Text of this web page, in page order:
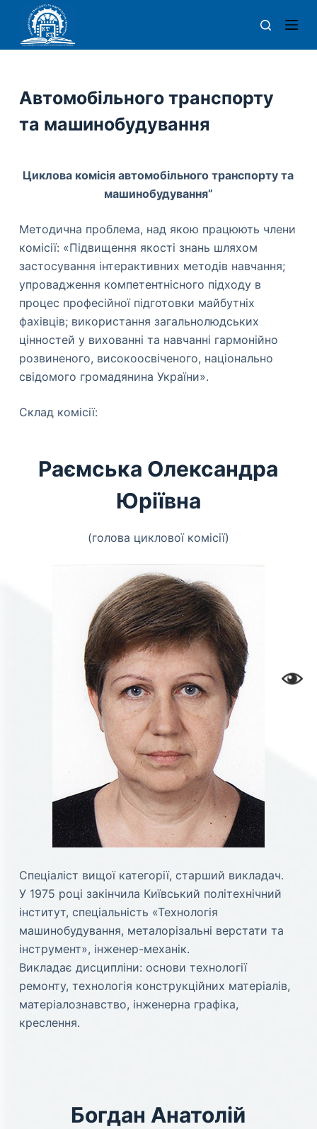
р
т
и
с
т
у
Автомобільного транспорту
та машинобудування
Циклова комісія автомобільного транспорту та
машинобудування”
Методична проблема, над якою працюють члени
комісії: «Підвищення якості знань шляхом
застосування інтерактивних методів навчання;
упровадження компетентнісного підходу в
процес професійної підготовки майбутніх
фахівців; використання загальнолюдських
цінностей у вихованні та навчанні гармонійно
розвиненого, високоосвіченого, національно
свідомого громадянина України».
Склад комісії:
Раємська Олександра
Юріївна
(голова циклової комісії)
Спеціаліст вищої категорії, старший викладач.
У 1975 році закінчила Київський політехнічний
інститут, спеціальність «Технологія
машинобудування, металорізальні верстати та
інструмент», інженер-механік.
Викладає дисципліни: основи технології
ремонту, технологія конструкційних матеріалів,
матеріалознавство, інженерна графіка,
креслення.
Богдан Анатолій